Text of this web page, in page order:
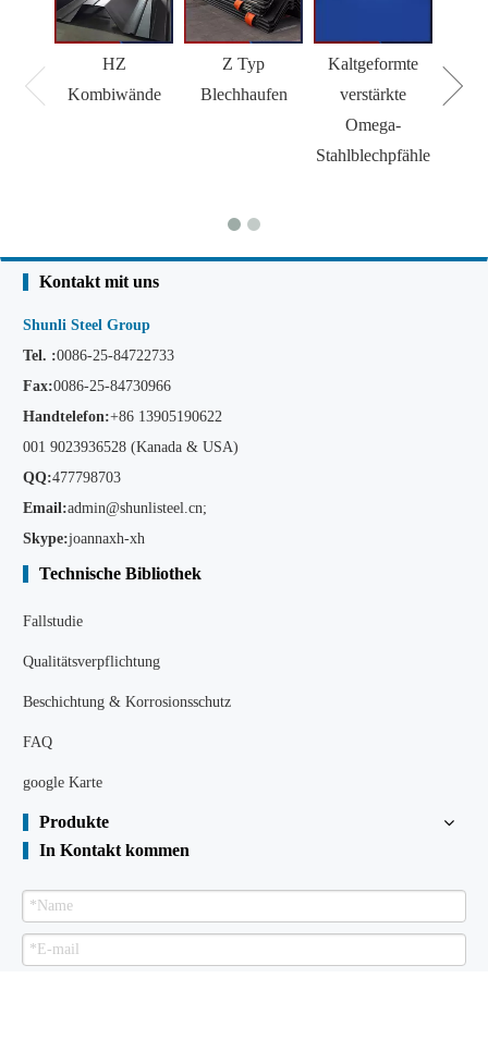
HZ
Kombiwände
Z Typ
Blechhaufen
Kaltgeformte
verstärkte
Omega-
Stahlblechpfähle
Kontakt mit uns
Shunli Steel Group
Tel. :0086-25-84722733
Fax:0086-25-84730966
Handtelefon:+86 13905190622
001 9023936528 (Kanada & USA)
QQ:477798703
Email:admin@shunlisteel.cn;
Skype:joannaxh-xh
Technische Bibliothek
Fallstudie
Qualitätsverpflichtung
Beschichtung & Korrosionsschutz
FAQ
google Karte
Produkte
In Kontakt kommen